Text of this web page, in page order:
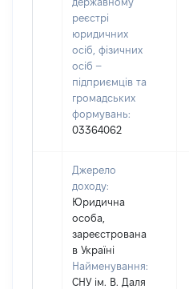
реєстрі
юридичних
осіб, фізичних
осіб –
підприємців та
громадських
формувань:
03364062
Джерело
доходу:
Юридична
особа,
зареєстрована
в Україні
Найменування:
СНУ ім. В. Даля